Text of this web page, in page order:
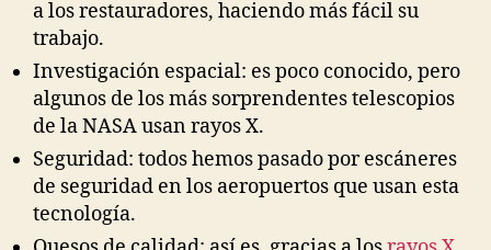
a los restauradores, haciendo más fácil su
trabajo.
Investigación espacial: es poco conocido, pero
algunos de los más sorprendentes telescopios
de la NASA usan rayos X.
Seguridad: todos hemos pasado por escáneres
de seguridad en los aeropuertos que usan esta
tecnología.